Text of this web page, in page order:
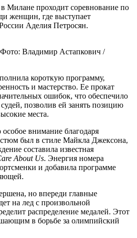
Милане проходит соревнование по
женщин, где выступает
Аделия Петросян.
Владимир Астапкович /
короткую программу,
и мастерство. Ее прокат
ошибок, что обеспечило
позволив ей занять позицию
места.
внимание благодаря
был в стиле Майкла Джексона,
составила известная
About Us. Энергия номера
и добавила программе
но впереди главные
на лед с произвольной
распределение медалей. Этот
в борьбе за олимпийский